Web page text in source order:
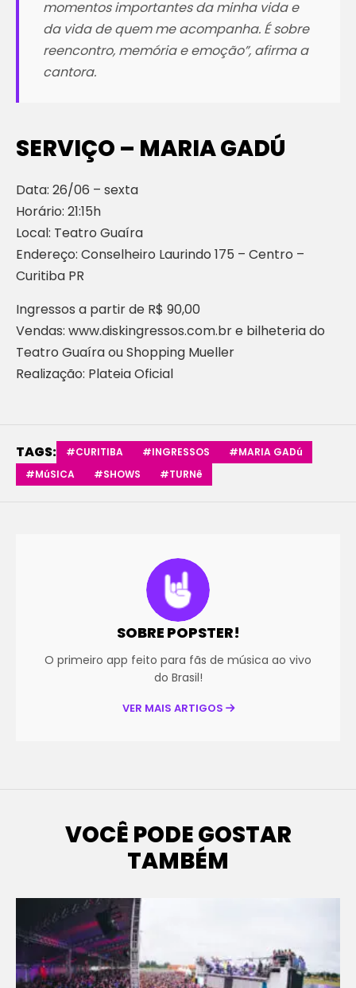
momentos importantes da minha vida e
da vida de quem me acompanha. É sobre
reencontro, memória e emoção”, afirma a
cantora.
SERVIÇO – MARIA GADÚ
Data: 26/06 – sexta
Horário: 21:15h
Local: Teatro Guaíra
Endereço: Conselheiro Laurindo 175 – Centro –
Curitiba PR
Ingressos a partir de R$ 90,00
Vendas: www.diskingressos.com.br e bilheteria do
Teatro Guaíra ou Shopping Mueller
Realização: Plateia Oficial
TAGS: #CURITIBA #INGRESSOS
#MARIA GADú
#MúSICA
#SHOWS #TURNê
SOBRE POPSTER!
O primeiro app feito para fãs de música ao vivo
do Brasil!
VER MAIS ARTIGOS
VOCÊ PODE GOSTAR
TAMBÉM